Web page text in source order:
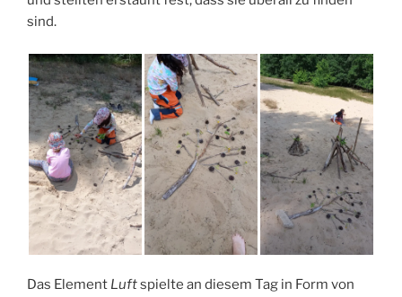
sind.
Das Element Luftspielte an diesem Tag in Form von